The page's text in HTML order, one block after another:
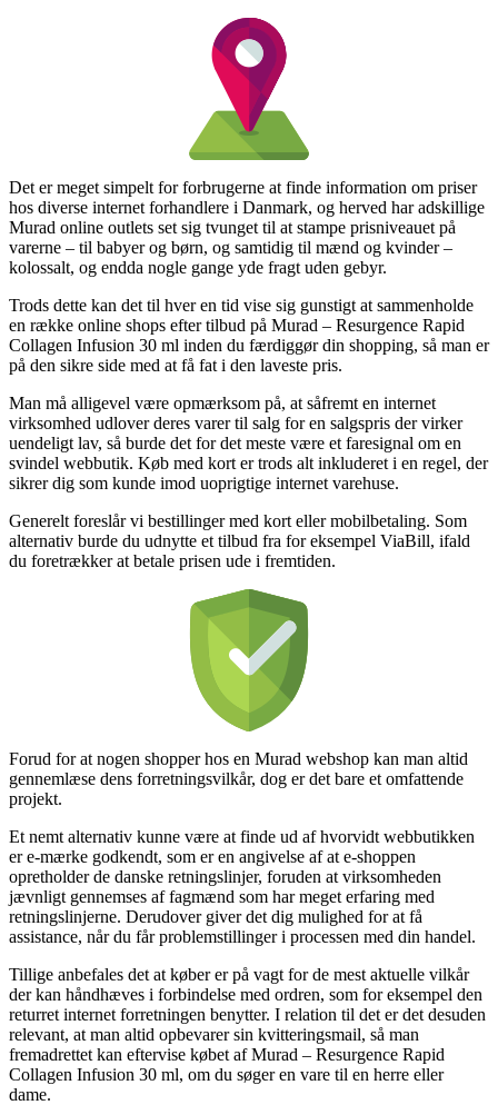
Det er meget simpelt for forbrugerne at finde information om priser
hos diverse internet forhandlere i Danmark, og herved har adskillige
Murad online outlets set sig tvunget til at stampe prisniveauet på
varerne – til babyer og børn, og samtidig til mænd og kvinder –
kolossalt, og endda nogle gange yde fragt uden gebyr.
Trods dette kan det til hver en tid vise sig gunstigt at sammenholde
en række online shops efter tilbud på Murad – Resurgence Rapid
Collagen Infusion 30 ml inden du færdiggør din shopping, så man er
på den sikre side med at få fat i den laveste pris.
Man må alligevel være opmærksom på, at såfremt en internet
virksomhed udlover deres varer til salg for en salgspris der virker
uendeligt lav, så burde det for det meste være et faresignal om en
svindel webbutik. Køb med kort er trods alt inkluderet i en regel, der
sikrer dig som kunde imod uoprigtige internet varehuse.
Generelt foreslår vi bestillinger med kort eller mobilbetaling. Som
alternativ burde du udnytte et tilbud fra for eksempel ViaBill, ifald
du foretrækker at betale prisen ude i fremtiden.
Forud for at nogen shopper hos en Murad webshop kan man altid
gennemlæse dens forretningsvilkår, dog er det bare et omfattende
projekt.
Et nemt alternativ kunne være at finde ud af hvorvidt webbutikken
er e-mærke godkendt, som er en angivelse af at e-shoppen
opretholder de danske retningslinjer, foruden at virksomheden
jævnligt gennemses af fagmænd som har meget erfaring med
retningslinjerne. Derudover giver det dig mulighed for at få
assistance, når du får problemstillinger i processen med din handel.
Tillige anbefales det at køber er på vagt for de mest aktuelle vilkår
der kan håndhæves i forbindelse med ordren, som for eksempel den
returret internet forretningen benytter. I relation til det er det desuden
relevant, at man altid opbevarer sin kvitteringsmail, så man
fremadrettet kan eftervise købet af Murad – Resurgence Rapid
Collagen Infusion 30 ml, om du søger en vare til en herre eller
dame.